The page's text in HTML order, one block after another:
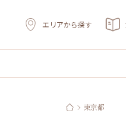
エリアから探す
東京都